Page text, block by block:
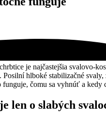
je najčastejšia svalovo-
hlboké stabilizačné
čomu sa vyhnúť a kedy
len o slabých